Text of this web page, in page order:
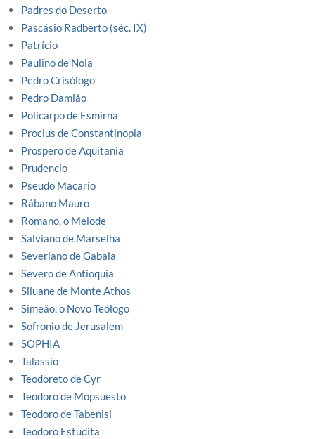
Padres do Deserto
Pascásio Radberto (séc. IX)
Patrício
Paulino de Nola
Pedro Crisólogo
Pedro Damião
Policarpo de Esmirna
Proclus de Constantinopla
Prospero de Aquitania
Prudencio
Pseudo Macario
Rábano Mauro
Romano, o Melode
Salviano de Marselha
Severiano de Gabala
Severo de Antioquia
Siluane de Monte Athos
Simeão, o Novo Teólogo
Sofronio de Jerusalem
SOPHIA
Talassio
Teodoreto de Cyr
Teodoro de Mopsuesto
Teodoro de Tabenisi
Teodoro Estudita